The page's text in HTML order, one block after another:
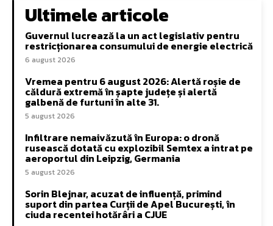
Ultimele articole
Guvernul lucrează la un act legislativ pentru
restricționarea consumului de energie electrică
6 august 2026
Vremea pentru 6 august 2026: Alertă roșie de
căldură extremă în șapte județe și alertă
galbenă de furtuni în alte 31.
5 august 2026
Infiltrare nemaivăzută în Europa: o dronă
rusească dotată cu explozibil Semtex a intrat pe
aeroportul din Leipzig, Germania
5 august 2026
Sorin Blejnar, acuzat de influență, primind
suport din partea Curții de Apel București, în
ciuda recentei hotărâri a CJUE